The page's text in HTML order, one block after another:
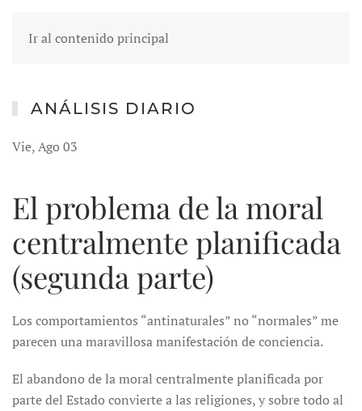
Ir al contenido principal
ANÁLISIS DIARIO
Vie, Ago 03
El problema de la moral
centralmente planificada
(segunda parte)
Los comportamientos “antinaturales” no “normales” me
parecen una maravillosa manifestación de conciencia.
El abandono de la moral centralmente planificada por
parte del Estado convierte a las religiones, y sobre todo al